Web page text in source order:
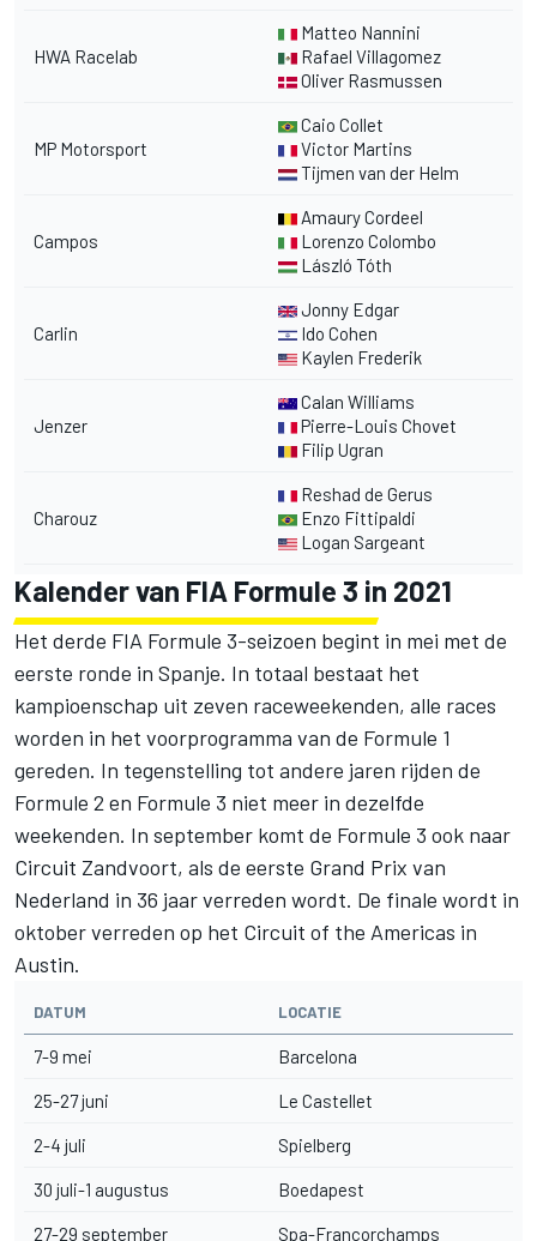
HWA Racelab
Matteo Nannini
Rafael Villagomez
Oliver Rasmussen
MP Motorsport
Caio Collet
Victor Martins
Tijmen van der Helm
Campos
Amaury Cordeel
Lorenzo Colombo
László Tóth
Carlin
Jonny Edgar
Ido Cohen
Kaylen Frederik
Jenzer
Calan Williams
Pierre-Louis Chovet
Filip Ugran
Charouz
Reshad de Gerus
Enzo Fittipaldi
Logan Sargeant
Kalender van FIA Formule 3 in 2021
Het derde FIA Formule 3-seizoen begint in mei met de
eerste ronde in Spanje. In totaal bestaat het
kampioenschap uit zeven raceweekenden, alle races
worden in het voorprogramma van de Formule 1
gereden. In tegenstelling tot andere jaren rijden de
Formule 2 en Formule 3 niet meer in dezelfde
weekenden. In september komt de Formule 3 ook naar
Circuit Zandvoort, als de eerste Grand Prix van
Nederland in 36 jaar verreden wordt. De finale wordt in
oktober verreden op het Circuit of the Americas in
Austin.
DATUM LOCATIE
7-9 mei Barcelona
25-27 juni Le Castellet
2-4 juli Spielberg
30 juli-1 augustus Boedapest
27-29 september Spa-Francorchamps